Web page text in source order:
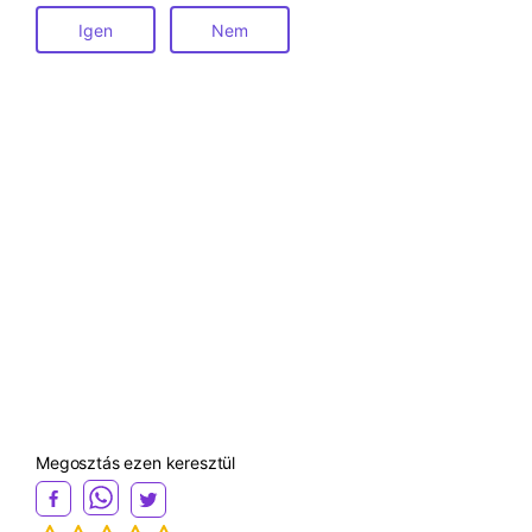
Igen Nem
Megosztás ezen keresztül